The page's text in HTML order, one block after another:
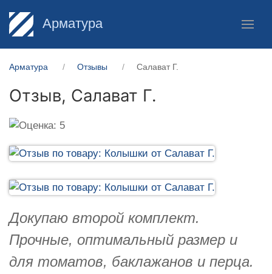
Арматура
Арматура Отзывы Салават Г.
Отзыв, Салават Г.
Докупаю второй комплект.
Прочные, оптимальный размер и
для томатов, баклажанов и перца.